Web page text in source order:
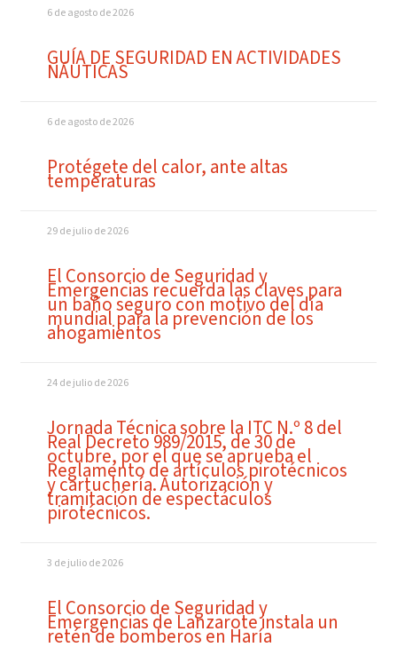
6 de agosto de 2026
GUÍA DE SEGURIDAD EN ACTIVIDADES
NÁUTICAS
6 de agosto de 2026
Protégete del calor, ante altas
temperaturas
29 de julio de 2026
El Consorcio de Seguridad y
Emergencias recuerda las claves para
un baño seguro con motivo del día
mundial para la prevención de los
ahogamientos
24 de julio de 2026
Jornada Técnica sobre la ITC N.º 8 del
Real Decreto 989/2015, de 30 de
octubre, por el que se aprueba el
Reglamento de artículos pirotécnicos
y cartuchería. Autorización y
tramitación de espectáculos
pirotécnicos.
3 de julio de 2026
El Consorcio de Seguridad y
Emergencias de Lanzarote instala un
retén de bomberos en Haría